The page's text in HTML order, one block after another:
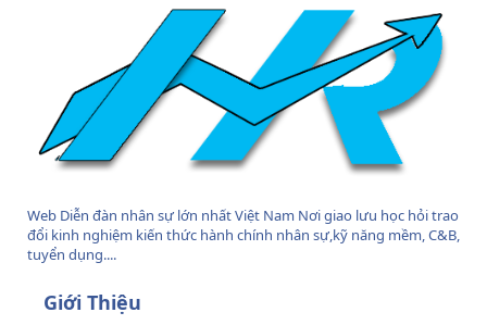
Web Diễn đàn nhân sự lớn nhất Việt Nam Nơi giao lưu học hỏi trao
đổi kinh nghiệm kiến thức hành chính nhân sự,kỹ năng mềm, C&B,
tuyển dụng....
Giới Thiệu